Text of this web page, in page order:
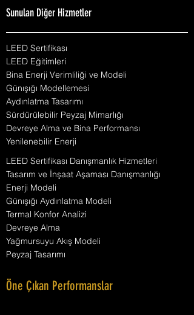
Sunulan Diğer Hizmetler
LEED Sertifikası
LEED Eğitimleri
Bina Enerji Verimliliği ve Modeli
Günışığı Modellemesi
Aydınlatma Tasarımı
Sürdürülebilir Peyzaj Mimarlığı
Devreye Alma ve Bina Performansı
Yenilenebilir Enerji
LEED Sertifikası Danışmanlık Hizmetleri
Tasarım ve İnşaat Aşaması Danışmanlığı
Enerji Modeli
Günışığı Aydınlatma Modeli
Termal Konfor Analizi
Devreye Alma
Yağmursuyu Akış Modeli
Peyzaj Tasarımı
Öne Çıkan Performanslar